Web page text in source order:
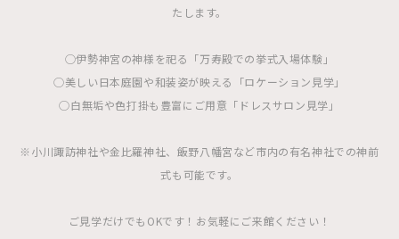
たします。
◯伊勢神宮の神様を祀る「万寿殿での挙式入場体験」
◯美しい日本庭園や和装姿が映える「ロケーション見学」
◯白無垢や色打掛も豊富にご用意「ドレスサロン見学」
※小川諏訪神社や金比羅神社、飯野八幡宮など市内の有名神社での神前
式も可能です。
ご見学だけでもOKです！お気軽にご来館ください！